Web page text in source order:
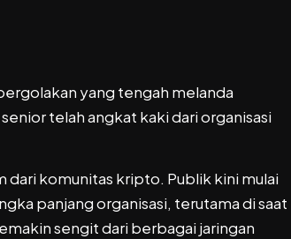
yang tengah melanda
telah angkat kaki dari organisasi
komunitas kripto. Publik kini mulai
panjang organisasi, terutama di saat
sengit dari berbagai jaringan